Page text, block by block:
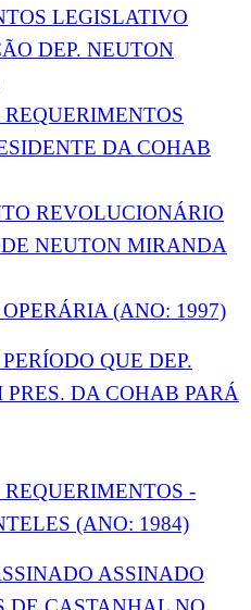
LEGISLATIVO
DEP. NEUTON
REQUERIMENTOS
DA COHAB
REVOLUCIONÁRIO
NEUTON MIRANDA
(ANO: 1997)
QUE DEP.
DA COHAB PARÁ
REQUERIMENTOS -
(ANO: 1984)
ASSINADO